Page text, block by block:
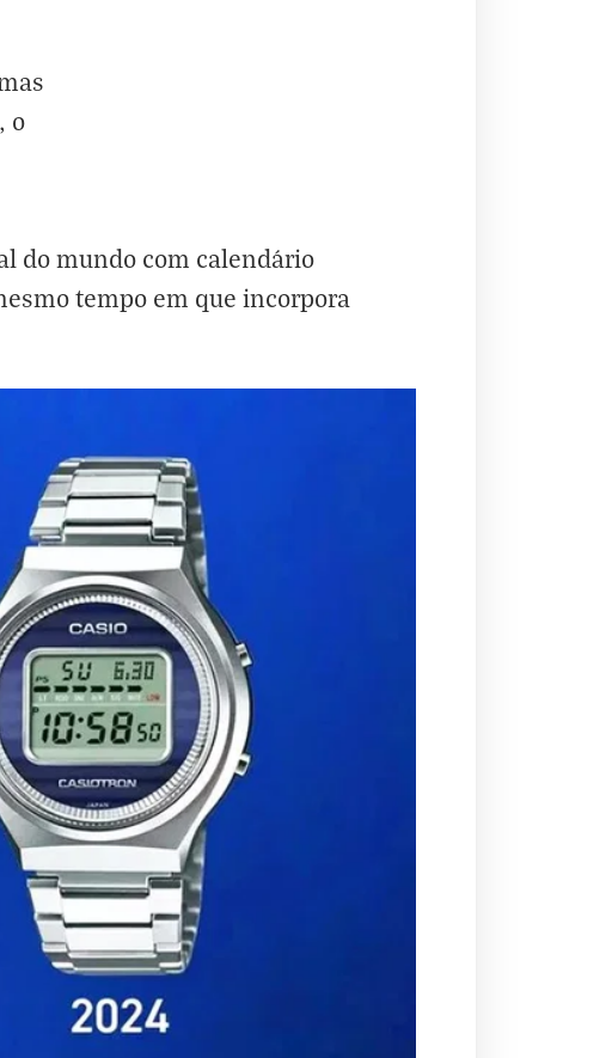
o
do mundo com calendário
tempo em que incorpora